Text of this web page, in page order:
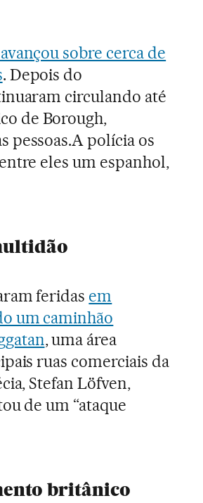
sobre cerca de
. Depois do
circulando até
de Borough,
pessoas.A polícia os
eles um espanhol,
feridas em
um caminhão
, uma área
ruas comerciais da
Stefan Löfven,
de um “ataque
britânico